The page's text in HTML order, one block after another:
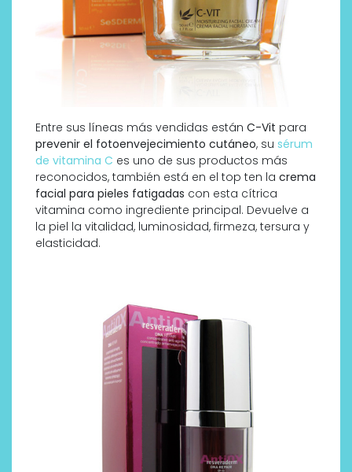
Entre sus líneas más vendidas están C-Vit para
prevenir el fotoenvejecimiento cutáneo, su sérum
de vitamina C es uno de sus productos más
reconocidos, también está en el top ten la crema
facial para pieles fatigadas con esta cítrica
vitamina como ingrediente principal. Devuelve a
la piel la vitalidad, luminosidad, firmeza, tersura y
elasticidad.